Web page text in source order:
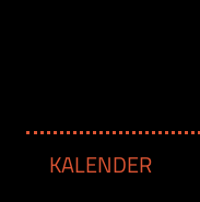
KALENDER